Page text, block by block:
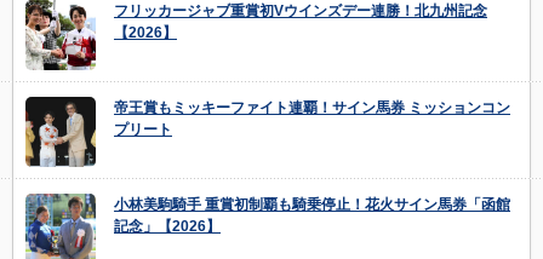
フリッカージャブ重賞初Vウインズデー連勝！北九州記念
【2026】
帝王賞もミッキーファイト連覇！サイン馬券 ミッションコン
プリート
小林美駒騎手 重賞初制覇も騎乗停止！花火サイン馬券「函館
記念」【2026】